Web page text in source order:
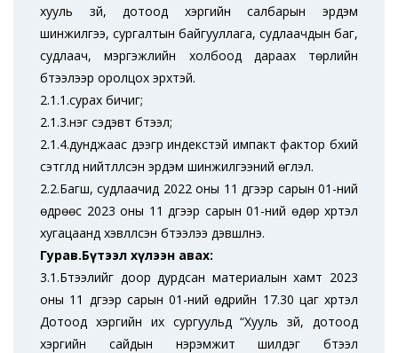
хууль зүй, дотоод хэргийн салбарын эрдэм
шинжилгээ, сургалтын байгууллага, судлаачдын баг,
судлаач, мэргэжлийн холбоод дараах төрлийн
бүтээлээр оролцох эрхтэй.
2.1.1.сурах бичиг;
2.1.3.нэг сэдэвт бүтээл;
2.1.4.дунджаас дээгүүр индекстэй импакт фактор бүхий
сэтгүүлд нийтлүүлсэн эрдэм шинжилгээний өгүүлэл.
2.2.Багш, судлаачид 2022 оны 11 дүгээр сарын 01-ний
өдрөөс 2023 оны 11 дүгээр сарын 01-ний өдөр хүртэл
хугацаанд хэвлүүлсэн бүтээлээ дэвшүүлнэ.
Гурав.Бүтээл хүлээн авах:
3.1.Бүтээлийг доор дурдсан материалын хамт 2023
оны 11 дүгээр сарын 01-ний өдрийн 17.30 цаг хүртэл
Дотоод хэргийн их сургуульд “Хууль зүй, дотоод
хэргийн сайдын нэрэмжит шилдэг бүтээл